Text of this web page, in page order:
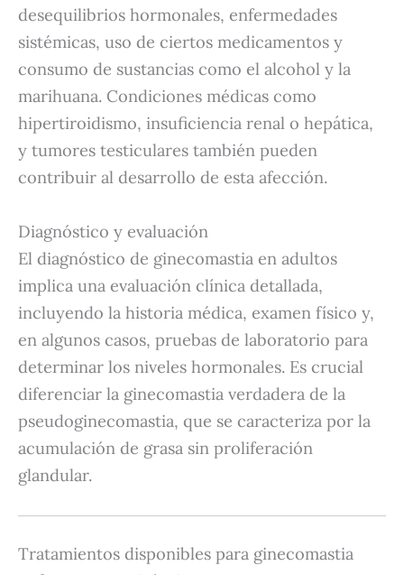
desequilibrios hormonales, enfermedades
sistémicas, uso de ciertos medicamentos y
consumo de sustancias como el alcohol y la
marihuana. Condiciones médicas como
hipertiroidismo, insuficiencia renal o hepática,
y tumores testiculares también pueden
contribuir al desarrollo de esta afección.
Diagnóstico y evaluación
El diagnóstico de ginecomastia en adultos
implica una evaluación clínica detallada,
incluyendo la historia médica, examen físico y,
en algunos casos, pruebas de laboratorio para
determinar los niveles hormonales. Es crucial
diferenciar la ginecomastia verdadera de la
pseudoginecomastia, que se caracteriza por la
acumulación de grasa sin proliferación
glandular.
Tratamientos disponibles para ginecomastia